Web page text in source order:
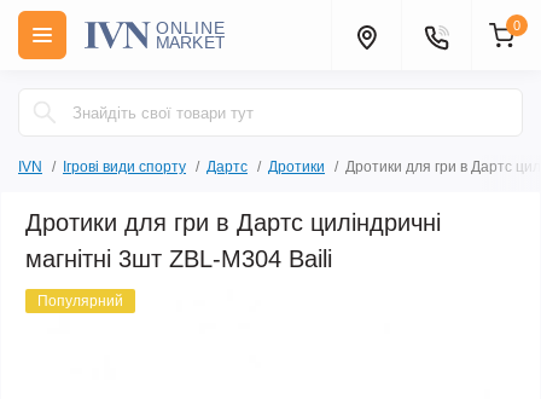
0
IVN Ігрові види спорту Дартс Дротики Дротики для гри в Дартс
Дротики для гри в Дартс циліндричні
магнітні 3шт ZBL-M304 Baili
Популярний